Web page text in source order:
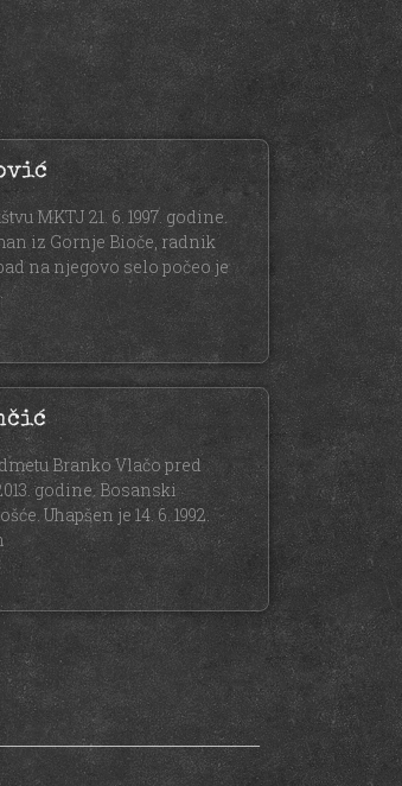
MKTJ 21. 6. 1997. godine.
iz Gornje Bioče, radnik
na njegovo selo počeo je
Branko Vlačo pred
godine. Bosanski
Uhapšen je 14. 6. 1992.